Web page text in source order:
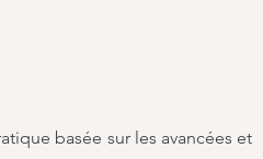
basée sur les avancées et